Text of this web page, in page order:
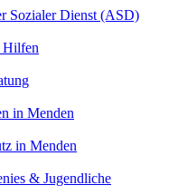
Sozialer Dienst (ASD)
Hilfen
in Menden
in Menden
& Jugendliche